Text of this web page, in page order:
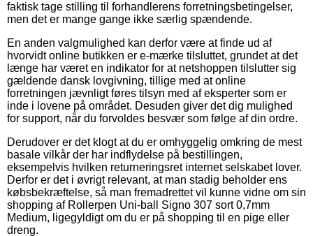
faktisk tage stilling til forhandlerens forretningsbetingelser,
men det er mange gange ikke særlig spændende.
En anden valgmulighed kan derfor være at finde ud af
hvorvidt online butikken er e-mærke tilsluttet, grundet at det
længe har været en indikator for at netshoppen tilslutter sig
gældende dansk lovgivning, tillige med at online
forretningen jævnligt føres tilsyn med af eksperter som er
inde i lovene på området. Desuden giver det dig mulighed
for support, når du forvoldes besvær som følge af din ordre.
Derudover er det klogt at du er omhyggelig omkring de mest
basale vilkår der har indflydelse på bestillingen,
eksempelvis hvilken returneringsret internet selskabet lover.
Derfor er det i øvrigt relevant, at man stadig beholder ens
købsbekræftelse, så man fremadrettet vil kunne vidne om sin
shopping af Rollerpen Uni-ball Signo 307 sort 0,7mm
Medium, ligegyldigt om du er på shopping til en pige eller
dreng.